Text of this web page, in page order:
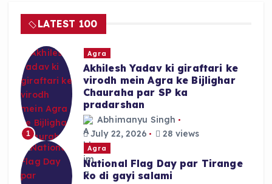
o
o
k
p
p
LATEST 100
1
Agra
Akhilesh Yadav ki giraftari ke
virodh mein Agra ke Bijlighar
Chauraha par SP ka
pradarshan
Abhimanyu Singh
July 22, 2026
28 views
Agra
National Flag Day par Tirange
ko di gayi salami